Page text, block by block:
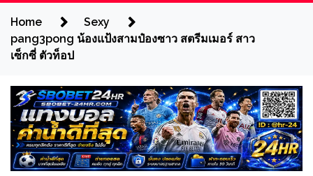
Home
Sexy
pang3pong น้องแป้งสามป๋องซาว สตรีมเมอร์ สาว
เซ็กซี่ ตัวท็อป